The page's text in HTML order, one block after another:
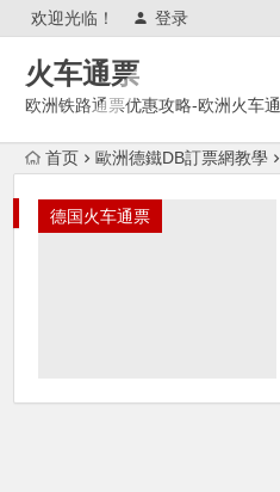
欢迎光临！ 登录
火车通票
欧洲铁路通票优惠攻略-欧洲火车通
首页 歐洲德鐵DB訂票網教學
德国火车通票